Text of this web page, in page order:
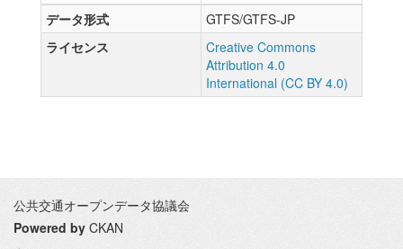
データ形式
GTFS/GTFS-JP
ライセンス
Creative Commons
Attribution 4.0
International (CC BY 4.0)
公共交通オープンデータ協議会
Powered by CKAN